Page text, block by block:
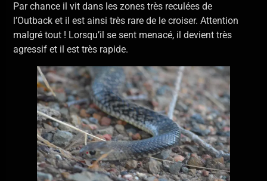
Par chance il vit dans les zones très reculées de
l’Outback et il est ainsi très rare de le croiser. Attention
malgré tout ! Lorsqu’il se sent menacé, il devient très
agressif et il est très rapide.